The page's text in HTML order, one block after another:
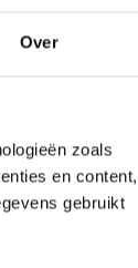
Over
zoals
en content,
gebruikt